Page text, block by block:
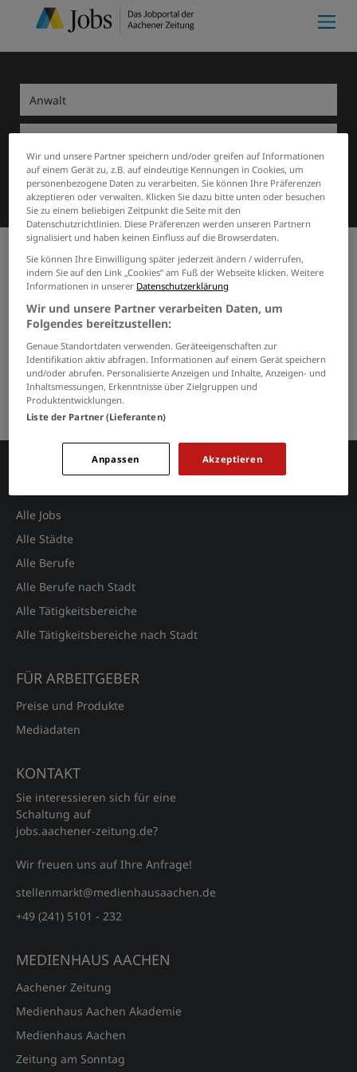
Suchen
Start Monschau Anwalt Meine Merkliste
0 Stellenangebote für Anwalt
in Monschau
GRENZEN SIE IHRE SUCHE EIN
Keine Suchergebnisse gefunden.
Alle Jobs
Alle Städte
Alle Berufe
Alle Berufe nach Stadt
Alle Tätigkeitsbereiche
Alle Tätigkeitsbereiche nach Stadt
FÜR ARBEITGEBER
Preise und Produkte
Mediadaten
KONTAKT
Sie interessieren sich für eine
Schaltung auf
jobs.aachener‑zeitung.de?
Wir freuen uns auf Ihre Anfrage!
stellenmarkt@medienhausaachen.de
+49 (241) 5101 - 232
MEDIENHAUS AACHEN
Aachener Zeitung
Medienhaus Aachen Akademie
Medienhaus Aachen
Zeitung am Sonntag
Wir und unsere Partner speichern und/oder greifen auf Informationen
auf einem Gerät zu, z.B. auf eindeutige Kennungen in Cookies, um
personenbezogene Daten zu verarbeiten. Sie können Ihre Präferenzen
akzeptieren oder verwalten. Klicken Sie dazu bitte unten oder besuchen
Sie zu einem beliebigen Zeitpunkt die Seite mit den
Datenschutzrichtlinien. Diese Präferenzen werden unseren Partnern
signalisiert und haben keinen Einfluss auf die Browserdaten.
Sie können Ihre Einwilligung später jederzeit ändern / widerrufen,
indem Sie auf den Link „Cookies” am Fuß der Webseite klicken. Weitere
Informationen in unserer Datenschutzerklärung
Wir und unsere Partner verarbeiten Daten, um
Folgendes bereitzustellen:
Genaue Standortdaten verwenden. Geräteeigenschaften zur
Identifikation aktiv abfragen. Informationen auf einem Gerät speichern
und/oder abrufen. Personalisierte Anzeigen und Inhalte, Anzeigen- und
Inhaltsmessungen, Erkenntnisse über Zielgruppen und
Produktentwicklungen.
Liste der Partner (Lieferanten)
Akzeptieren
Anpassen